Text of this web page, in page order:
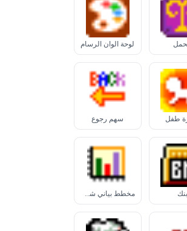
لوحة ألوان الرسام
طفل سهم رجوع
بنك مخطط بياني شريطي